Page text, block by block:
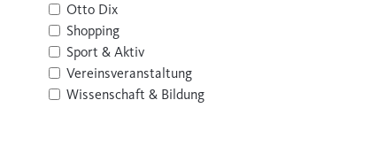
Otto Dix
Shopping
Sport & Aktiv
Vereinsveranstaltung
Wissenschaft & Bildung